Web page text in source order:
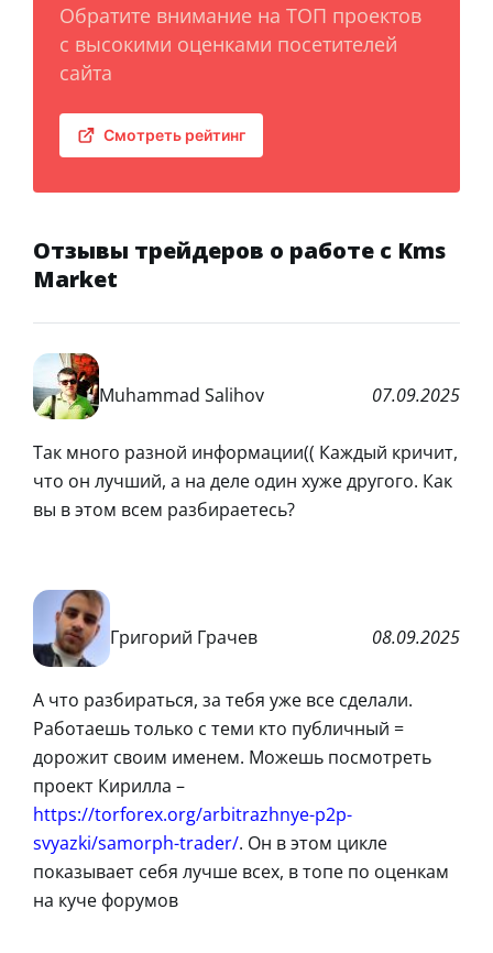
Обратите внимание на ТОП проектов
с высокими оценками посетителей
сайта
Смотреть рейтинг
Отзывы трейдеров о работе с Kms
Market
Muhammad Salihov 07.09.2025
Так много разной информации(( Каждый кричит,
что он лучший, а на деле один хуже другого. Как
вы в этом всем разбираетесь?
Григорий Грачев 08.09.2025
А что разбираться, за тебя уже все сделали.
Работаешь только с теми кто публичный =
дорожит своим именем. Можешь посмотреть
проект Кирилла –
https://torforex.org/arbitrazhnye-p2p-
svyazki/samorph-trader/. Он в этом цикле
показывает себя лучше всех, в топе по оценкам
на куче форумов